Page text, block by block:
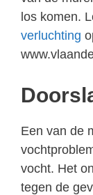
los komen.
verluchting
Een van de
vocht. Het
tegen de